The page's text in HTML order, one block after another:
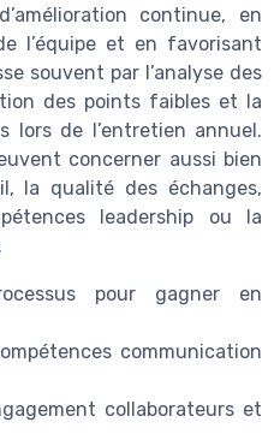
continue, en
l’équipe et en favorisant
souvent par l’analyse des
des points faibles et la
lors de l’entretien annuel.
concerner aussi bien
la qualité des échanges,
leadership ou la
pour gagner en
communication
collaborateurs et